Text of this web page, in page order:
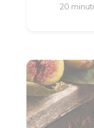
20 minuti